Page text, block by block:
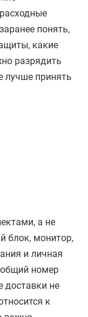
понять,
какие
разрядить
лучше принять
а не
блок, монитор,
и личная
номер
доставки не
к